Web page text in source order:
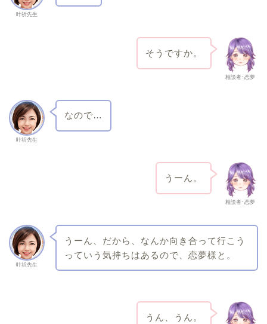
叶祈先生
相談者･恋夢
そうですか。
叶祈先生
なので…
相談者･恋夢
うーん。
叶祈先生
うーん、だから、なんか向き合って行こう
っていう気持ちはあるので、恋夢様と。
うん、うん。